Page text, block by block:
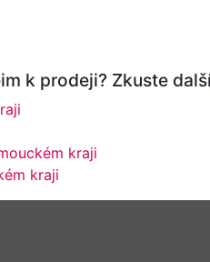
k prodeji? Zkuste
kraji
kraji